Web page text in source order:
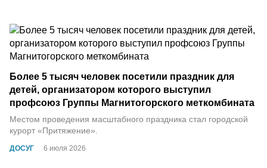
ДОСУГ 6 июля 2026
Более 5 тысяч человек посетили праздник для
детей, организатором которого выступил
профсоюз Группы Магнитогорского меткомбината
Местом проведения масштабного праздника стал городской
курорт «Притяжение».